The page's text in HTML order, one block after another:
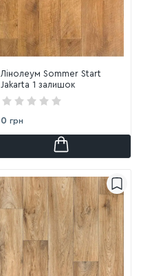
Лінолеум Sommer Start
Jakarta 1 залишок
0 грн